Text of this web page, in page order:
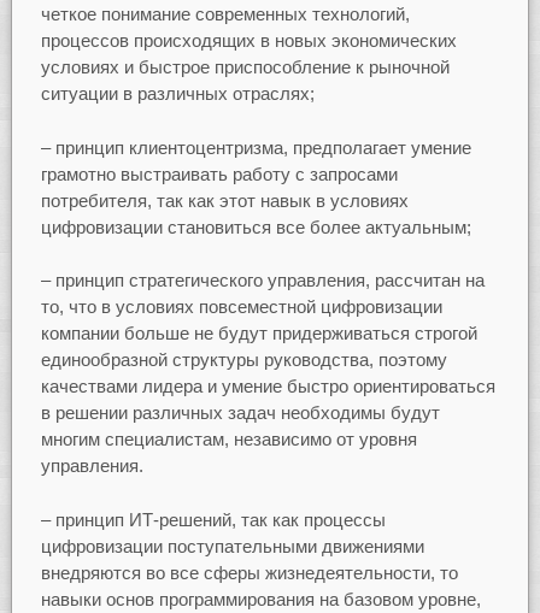
четкое понимание современных технологий,
процессов происходящих в новых экономических
условиях и быстрое приспособление к рыночной
ситуации в различных отраслях;
– принцип клиентоцентризма, предполагает умение
грамотно выстраивать работу с запросами
потребителя, так как этот навык в условиях
цифровизации становиться все более актуальным;
– принцип стратегического управления, рассчитан на
то, что в условиях повсеместной цифровизации
компании больше не будут придерживаться строгой
единообразной структуры руководства, поэтому
качествами лидера и умение быстро ориентироваться
в решении различных задач необходимы будут
многим специалистам, независимо от уровня
управления.
– принцип ИТ-решений, так как процессы
цифровизации поступательными движениями
внедряются во все сферы жизнедеятельности, то
навыки основ программирования на базовом уровне,